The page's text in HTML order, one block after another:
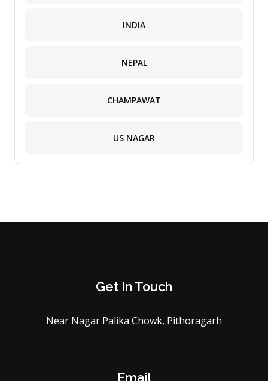
INDIA
NEPAL
CHAMPAWAT
US NAGAR
Get In Touch
Near Nagar Palika Chowk, Pithoragarh
Email